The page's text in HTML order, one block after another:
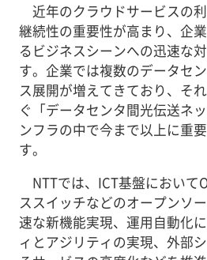
近年のクラウドサービスの
継続性の重要性が高まり、企
るビジネスシーンへの迅速な
す。企業では複数のデータセ
ス展開が増えてきており、そ
ぐ「データセンタ間光伝送ネ
ンフラの中で今まで以上に重
す。
NTTでは、ICT基盤において
ススイッチなどのオープンソ
速な新機能実現、運用自動化
ィとアジリティの実現、外部